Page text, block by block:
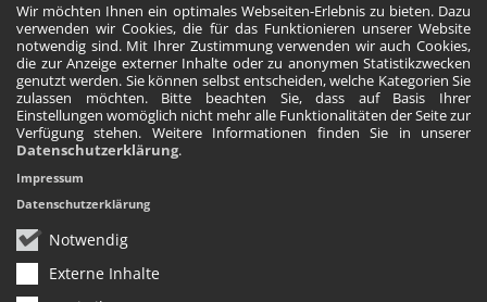
Wir möchten Ihnen ein optimales Webseiten-Erlebnis zu bieten. Dazu
verwenden wir Cookies, die für das Funktionieren unserer Website
notwendig sind. Mit Ihrer Zustimmung verwenden wir auch Cookies,
die zur Anzeige externer Inhalte oder zu anonymen Statistikzwecken
genutzt werden. Sie können selbst entscheiden, welche Kategorien Sie
zulassen möchten. Bitte beachten Sie, dass auf Basis Ihrer
Einstellungen womöglich nicht mehr alle Funktionalitäten der Seite zur
Verfügung stehen. Weitere Informationen finden Sie in unserer
Datenschutzerklärung.
Notwendig
Externe Inhalte
Impressum
Datenschutzerklärung